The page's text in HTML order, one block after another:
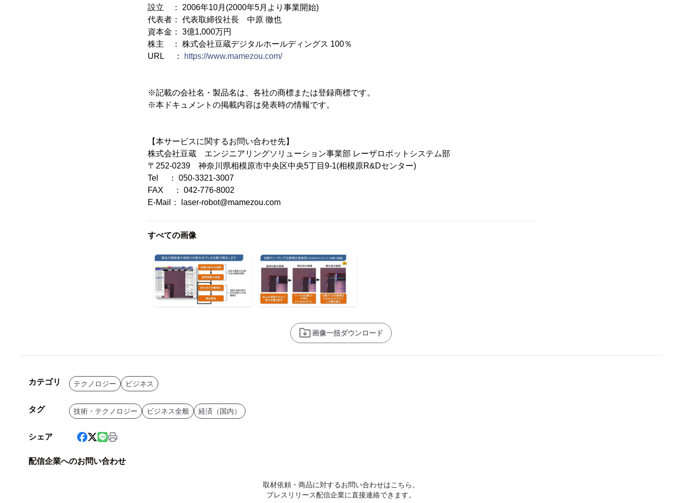
設立 ： 2006年10月(2000年5月より事業開始)
代表者： 代表取締役社長 中原 徹也
資本金： 3億1,000万円
株主 ： 株式会社豆蔵デジタルホールディングス 100％
URL ：
https://www.mamezou.com/
※記載の会社名・製品名は、各社の商標または登録商標です。
※本ドキュメントの掲載内容は発表時の情報です。
【本サービスに関するお問い合わせ先】
株式会社豆蔵 エンジニアリングソリューション事業部 レーザロボットシステム部
〒252-0239 神奈川県相模原市中央区中央5丁目9-1(相模原R&Dセンター)
Tel ： 050-3321-3007
FAX ： 042-776-8002
E-Mail： laser-robot@mamezou.com
すべての画像
画像一括ダウンロード
カテゴリ テクノロジー ビジネス
タグ 技術・テクノロジー ビジネス全般 経済（国内）
シェア
配信企業へのお問い合わせ
取材依頼・商品に対するお問い合わせはこちら。
プレスリリース配信企業に直接連絡できます。